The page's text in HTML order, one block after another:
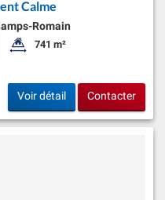
Calme
Romain
Superficie du terrain:
741 m²
Voir détail Contacter